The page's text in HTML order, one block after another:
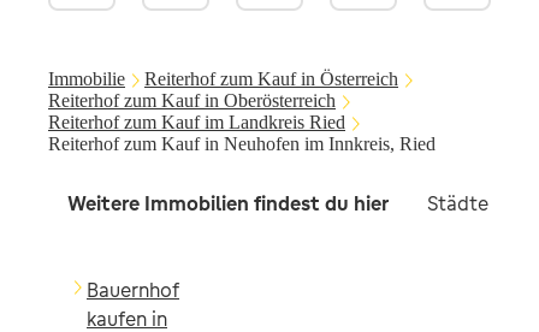
Immobilie
Reiterhof zum Kauf in Österreich
Reiterhof zum Kauf in Oberösterreich
Reiterhof zum Kauf im Landkreis Ried
Reiterhof zum Kauf in Neuhofen im Innkreis, Ried
Weitere Immobilien findest du hier Städte in
Bauernhof
kaufen in